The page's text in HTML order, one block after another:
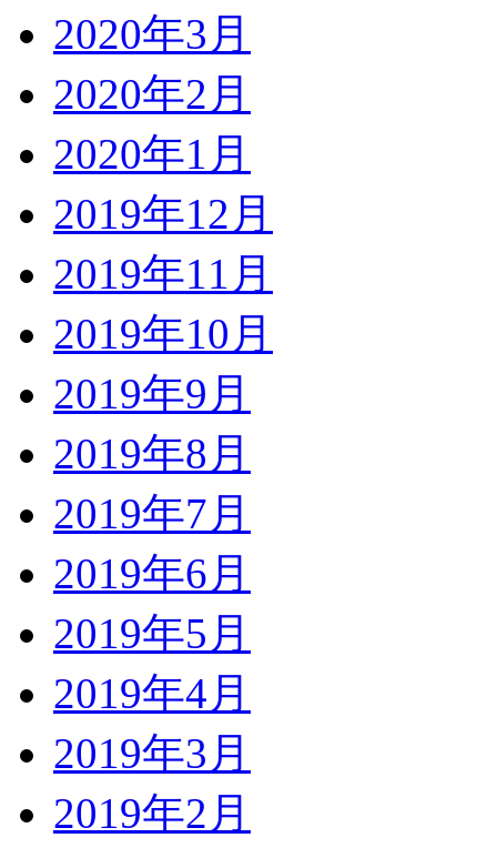
2020年3月
2020年2月
2020年1月
2019年12月
2019年11月
2019年10月
2019年9月
2019年8月
2019年7月
2019年6月
2019年5月
2019年4月
2019年3月
2019年2月